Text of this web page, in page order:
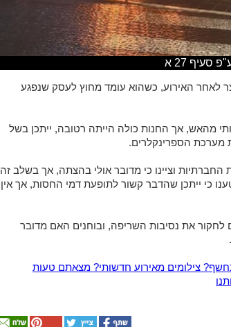
27 א
לאחר האירוע, כשהוא עומד מחוץ לעסק שנפגע
מהאש, אך החנות כולה הייתה רטובה, ייתכן בשל
מערכת הספרינקלרים.
החברתיות וציינו כי מדובר אולי בהצתה, אך בשלב זה
כי ייתכן שהדבר קשור לתופעת דמי החסות, אך אין
לחקור את נסיבות השריפה, ובוחנים האם מדובר
צילומים מאירוע חדשותי? מצאתם טעות